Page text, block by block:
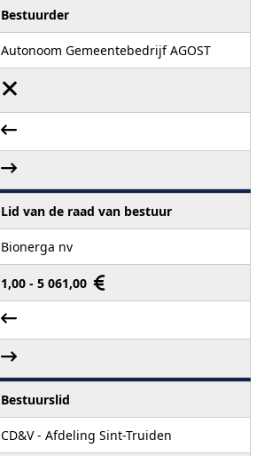
Bestuurder
Autonoom Gemeentebedrijf AGOST
Lid van de raad van bestuur
Bionerga nv
1,00 - 5 061,00
Bestuurslid
CD&V - Afdeling Sint-Truiden